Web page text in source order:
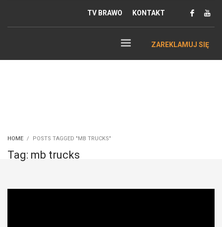
TV BRAWO KONTAKT
ZAREKLAMUJ SIĘ
HOME POSTS TAGGED "MB TRUCKS"
Tag: mb trucks